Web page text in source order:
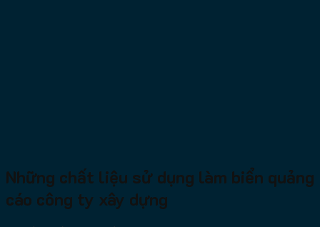
Những chất liệu sử dụng làm biển quảng
cáo công ty xây dựng